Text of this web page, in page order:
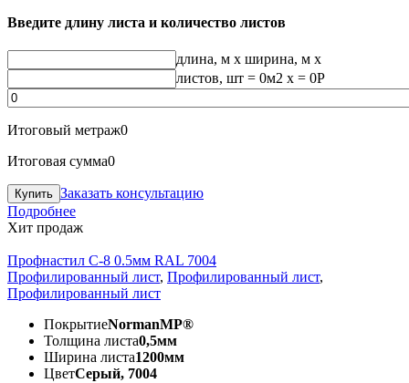
Введите длину листа и количество листов
длина, м x ширина, м x
листов, шт = 0м2 x = 0Р
Итоговый метраж0
Итоговая сумма0
Заказать консультацию
Подробнее
Хит продаж
Профнастил С-8 0.5мм RAL 7004
Профилированный лист, Профилированный лист,
Профилированный лист
ПокрытиеNormanMP®
Толщина листа0,5мм
Ширина листа1200мм
ЦветСерый, 7004